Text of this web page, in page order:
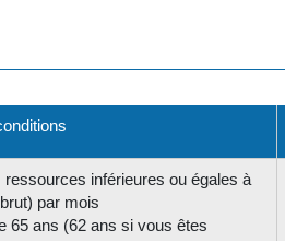
ressources inférieures ou égales à
par mois
65 ans (62 ans si vous êtes